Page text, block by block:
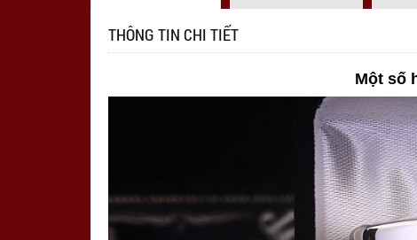
THÔNG TIN CHI TIẾT
Một số